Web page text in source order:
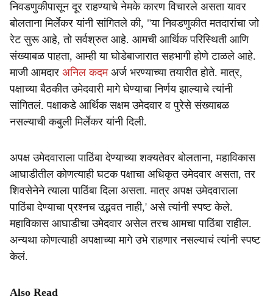
निवडणुकीपासून दूर राहण्याचे नेमके कारण विचारले असता यावर
बोलताना मिर्लेकर यांनी सांगितले की, "या निवडणुकीत मतदारांचा जो
रेट सुरू आहे, तो सर्वश्रुत आहे. आमची आर्थिक परिस्थिती आणि
संख्याबळ पाहता, आम्ही या घोडेबाजारात सहभागी होणे टाळले आहे.
माजी आमदार अनिल कदमअर्ज भरण्याच्या तयारीत होते. मात्र,
पक्षाच्या बैठकीत उमेदवारी मागे घेण्याचा निर्णय झाल्याचे त्यांनी
सांगितलं. पक्षाकडे आर्थिक सक्षम उमेदवार व पुरेसे संख्याबळ
नसल्याची कबुली मिर्लेकर यांनी दिली.
अपक्ष उमेदवाराला पाठिंबा देण्याच्या शक्यतेवर बोलताना, महाविकास
आघाडीतील कोणत्याही घटक पक्षाचा अधिकृत उमेदवार असता, तर
शिवसेनेने त्याला पाठिंबा दिला असता. मात्र अपक्ष उमेदवाराला
पाठिंबा देण्याचा प्रश्नच उद्भवत नाही,' असे त्यांनी स्पष्ट केले.
महाविकास आघाडीचा उमेदवार असेल तरच आमचा पाठिंबा राहील.
अन्यथा कोणत्याही अपक्षाच्या मागे उभे राहणार नसल्याचं त्यांनी स्पष्ट
केलं.
Also Read